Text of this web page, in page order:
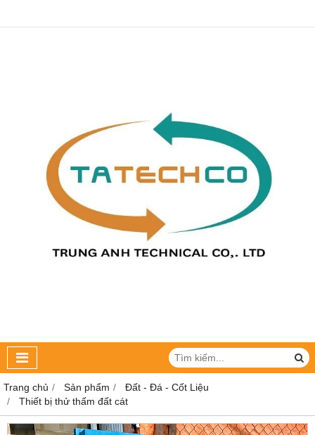
Trang chủ Sản phẩm
Đất - Đá - Cốt Liệu
Thiết bị thử thấm đất cát